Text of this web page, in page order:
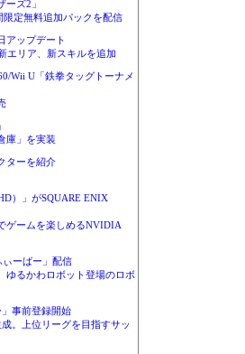
ーズ2」
限定無料追加パックを配信
アップデート
エリア、新スキルを追加
Wii U「鉄拳タッグトーナメ
庫」を実装
ターを紹介
）」がSQUARE ENIX
ゲームを楽しめるNVIDIA
ーばー」配信
ゆるかわロボット登場のロボ
事前登録開始
。上位リーグを目指すサッ